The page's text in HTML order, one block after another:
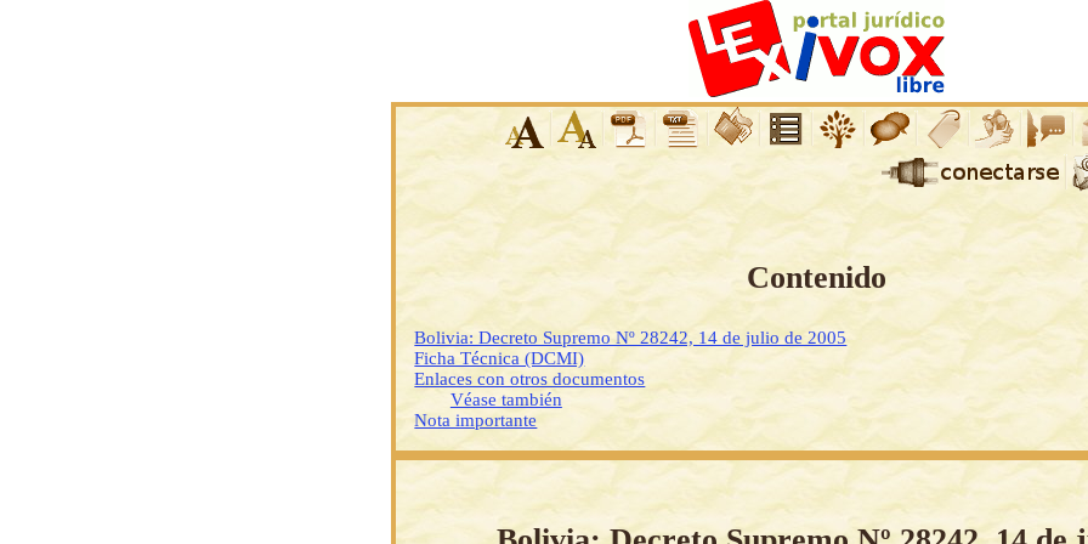
Contenido
Bolivia: Decreto Supremo Nº 28242, 14 de julio de 2005
Ficha Técnica (DCMI)
Enlaces con otros documentos
Véase también
Nota importante